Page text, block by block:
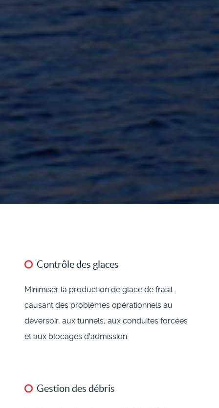
Contrôle des glaces
Minimiser la production de glace de frasil
causant des problèmes opérationnels au
déversoir, aux tunnels, aux conduites forcées
et aux blocages d'admission.
Gestion des débris